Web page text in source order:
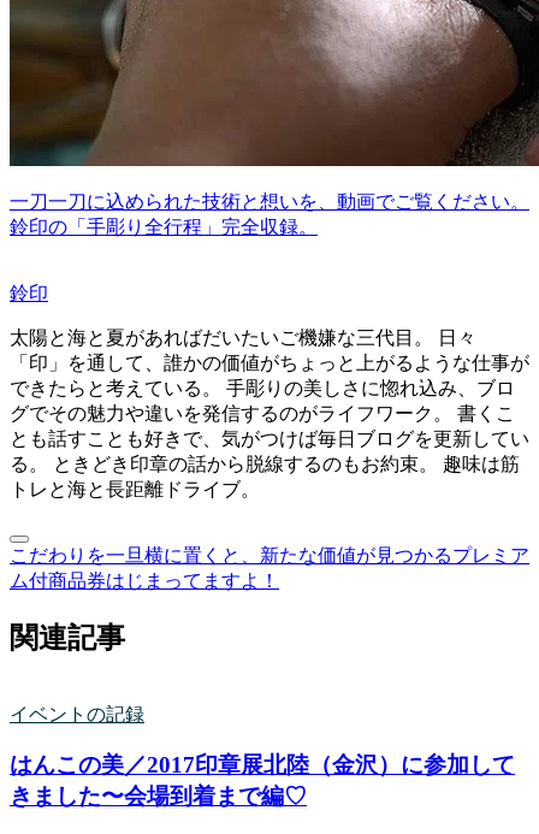
一刀一刀に込められた技術と想いを、動画でご覧ください。
鈴印の「手彫り全行程」完全収録。
鈴印
太陽と海と夏があればだいたいご機嫌な三代目。 日々
「印」を通して、誰かの価値がちょっと上がるような仕事が
できたらと考えている。 手彫りの美しさに惚れ込み、ブロ
グでその魅力や違いを発信するのがライフワーク。 書くこ
とも話すことも好きで、気がつけば毎日ブログを更新してい
る。 ときどき印章の話から脱線するのもお約束。 趣味は筋
トレと海と長距離ドライブ。
こだわりを一旦横に置くと、新たな価値が見つかるプレミア
ム付商品券はじまってますよ！
関連記事
イベントの記録
はんこの美／2017印章展北陸（金沢）に参加して
きました〜会場到着まで編♡